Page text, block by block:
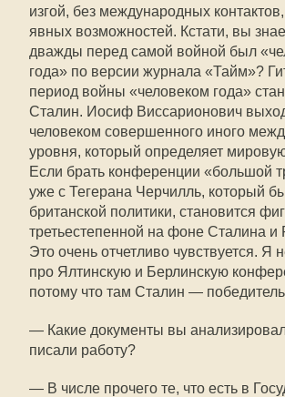
изгой, без международных контактов,
явных возможностей. Кстати, вы
дважды перед самой войной был
года» по версии журнала «Тайм»?
период войны «человеком года»
Сталин. Иосиф Виссарионович
человеком совершенного иного
уровня, который определяет
Если брать конференции «большой
уже с Тегерана Черчилль, который
британской политики, становится
третьестепенной на фоне Сталина и
Это очень отчетливо чувствуется. Я
про Ялтинскую и Берлинскую
потому что там Сталин —
— Какие документы вы
писали работу?
— В числе прочего те, что есть в